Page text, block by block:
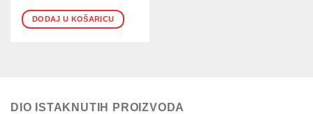
DODAJ U KOŠARICU
DIO ISTAKNUTIH PROIZVODA